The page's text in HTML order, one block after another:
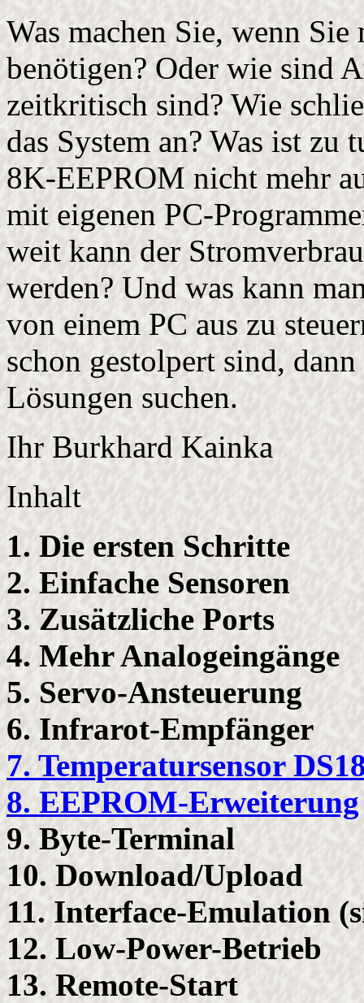
Was machen Sie, wenn
benötigen? Oder wie sind
zeitkritisch sind? Wie
das System an? Was ist zu
8K-EEPROM nicht mehr
mit eigenen PC-
weit kann der
werden? Und was kann
von einem PC aus zu
schon gestolpert sind,
Lösungen suchen.
Ihr Burkhard Kainka
Inhalt
1. Die ersten Schritte
2. Einfache Sensoren
3. Zusätzliche Ports
4. Mehr Analogeingänge
5. Servo-Ansteuerung
6. Infrarot-Empfänger
7. Temperatursensor
8. EEPROM-Erweiterung
9. Byte-Terminal
10. Download/Upload
11. Interface-Emulation
12. Low-Power-Betrieb
13. Remote-Start